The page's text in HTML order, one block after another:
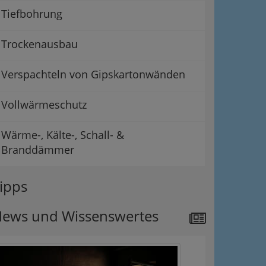
Tiefbohrung
Trockenausbau
Verspachteln von Gipskartonwänden
Vollwärmeschutz
Wärme-, Kälte-, Schall- &
Branddämmer
und Wissenswertes